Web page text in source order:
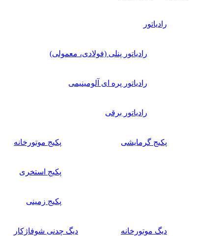
رادیاتور
رادیاتور پنلی (فولادی، معمولی)
رادیاتور پره ای آلومینیمی
رادیاتور برقی
پکیج گرمایشی پکیج موتورخانه
پکیج استخری
پکیج زمینی
دیگ موتورخانه دیگ چدنی شوفاژکار